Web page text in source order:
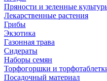
Пряности и зеленные
Лекарственные растения
Грибы
Экзотика
Газонная трава
Сидераты
Наборы семян
Торфогоршки и
Посадочный материал